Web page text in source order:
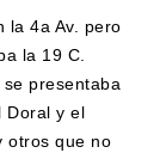
la 4a Av. pero
la 19 C.
presentaba
Doral y el
otros que no